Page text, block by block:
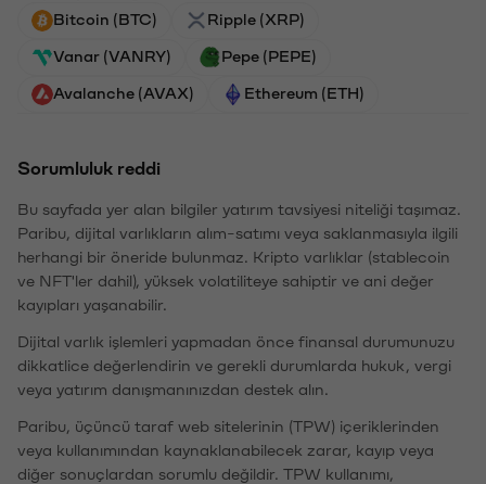
Bitcoin (BTC) Ripple (XRP)
Vanar (VANRY) Pepe (PEPE)
Avalanche (AVAX) Ethereum (ETH)
Sorumluluk reddi
Bu sayfada yer alan bilgiler yatırım tavsiyesi niteliği taşımaz.
Paribu, dijital varlıkların alım-satımı veya saklanmasıyla ilgili
herhangi bir öneride bulunmaz. Kripto varlıklar (stablecoin
ve NFT'ler dahil), yüksek volatiliteye sahiptir ve ani değer
kayıpları yaşanabilir.
Dijital varlık işlemleri yapmadan önce finansal durumunuzu
dikkatlice değerlendirin ve gerekli durumlarda hukuk, vergi
veya yatırım danışmanınızdan destek alın.
Paribu, üçüncü taraf web sitelerinin (TPW) içeriklerinden
veya kullanımından kaynaklanabilecek zarar, kayıp veya
diğer sonuçlardan sorumlu değildir. TPW kullanımı,